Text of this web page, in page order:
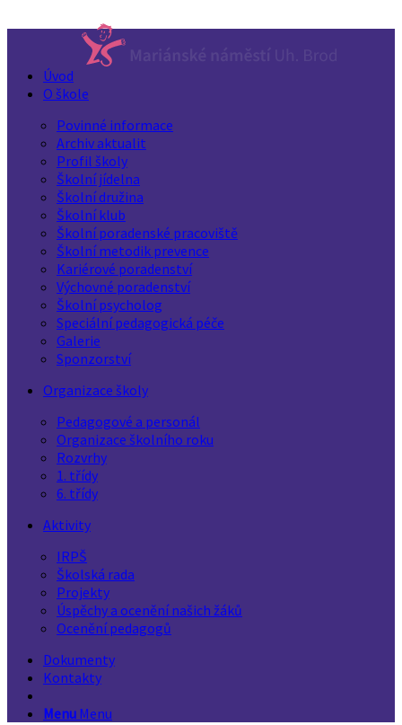
Úvod
O škole
Povinné informace
Archiv aktualit
Profil školy
Školní jídelna
Školní družina
Školní klub
Školní poradenské pracoviště
Školní metodik prevence
Kariérové poradenství
Výchovné poradenství
Školní psycholog
Speciální pedagogická péče
Galerie
Sponzorství
Organizace školy
Pedagogové a personál
Organizace školního roku
Rozvrhy
1. třídy
6. třídy
Aktivity
IRPŠ
Školská rada
Projekty
Úspěchy a ocenění našich žáků
Ocenění pedagogů
Dokumenty
Kontakty
Menu Menu